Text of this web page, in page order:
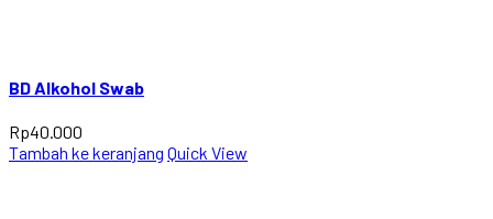
BD Alkohol Swab
Rp40.000
Tambah ke keranjang Quick View